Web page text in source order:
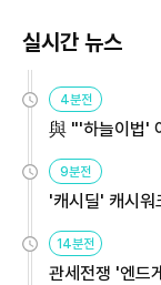
실시간 뉴스
4분전
與 "'하늘이법'
9분전
'캐시딜' 캐시워
14분전
관세전쟁 '엔드